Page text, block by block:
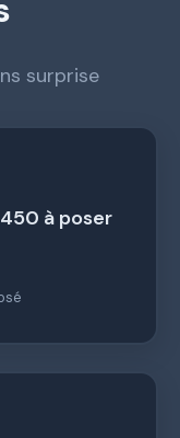
surprise
à poser